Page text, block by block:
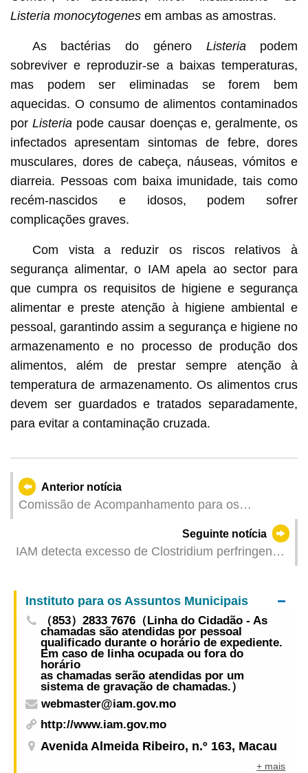
Listeria monocytogenesem ambas as amostras.
As bactérias do género Listeriapodem
sobreviver e reproduzir-se a baixas temperaturas,
mas podem ser eliminadas se forem bem
aquecidas. O consumo de alimentos contaminados
por Listeria pode causar doenças e, geralmente, os
infectados apresentam sintomas de febre, dores
musculares, dores de cabeça, náuseas, vómitos e
diarreia. Pessoas com baixa imunidade, tais como
recém-nascidos e idosos, podem sofrer
complicações graves.
Com vista a reduzir os riscos relativos à
segurança alimentar, o IAM apela ao sector para
que cumpra os requisitos de higiene e segurança
alimentar e preste atenção à higiene ambiental e
pessoal, garantindo assim a segurança e higiene no
armazenamento e no processo de produção dos
alimentos, além de prestar sempre atenção à
temperatura de armazenamento. Os alimentos crus
devem ser guardados e tratados separadamente,
para evitar a contaminação cruzada.
Anterior notícia
Comissão de Acompanhamento para os
Seguinte notícia
IAM detecta excesso de Clostridium perfringens
sua venda
Instituto para os Assuntos Municipais
（853）2833 7676（Linha do Cidadão - As
chamadas são atendidas por pessoal
qualificado durante o horário de expediente.
Em caso de linha ocupada ou fora do
horário
as chamadas serão atendidas por um
sistema de gravação de chamadas.）
webmaster@iam.gov.mo
http://www.iam.gov.mo
Avenida Almeida Ribeiro, n.º 163, Macau
+ mais